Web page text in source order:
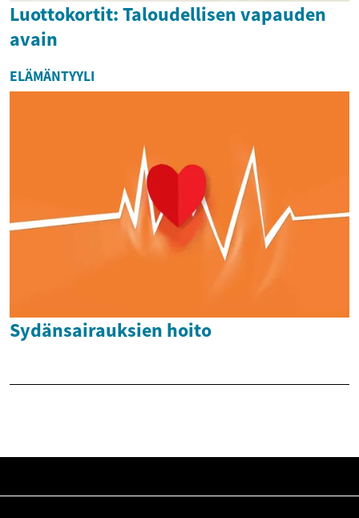
Luottokortit: Taloudellisen vapauden
avain
ELÄMÄNTYYLI
Sydänsairauksien hoito